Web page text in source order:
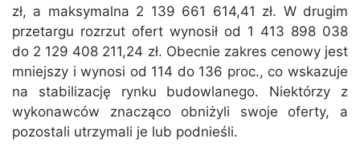
zł, a maksymalna 2 139 661 614,41 zł. W drugim
przetargu rozrzut ofert wynosił od 1 413 898 038
do 2 129 408 211,24 zł. Obecnie zakres cenowy jest
mniejszy i wynosi od 114 do 136 proc., co wskazuje
na stabilizację rynku budowlanego. Niektórzy z
wykonawców znacząco obniżyli swoje oferty, a
pozostali utrzymali je lub podnieśli.